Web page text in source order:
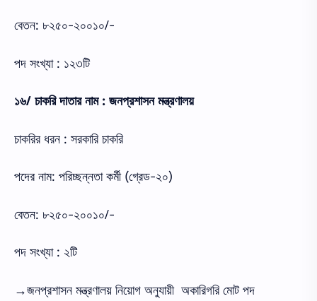
বেতন: ৮২৫০-২০০১০/-
পদ সংখ্যা : ১২৩টি
১৬/ চাকরি দাতার নাম : জনপ্রশাসন মন্ত্রণালয়
চাকরির ধরন : সরকারি চাকরি
পদের নাম: পরিচ্ছন্নতা কর্মী (গ্রেড-২০)
বেতন: ৮২৫০-২০০১০/-
পদ সংখ্যা : ২টি
→জনপ্রশাসন মন্ত্রণালয় নিয়োগ অনুযায়ী অকারিগরি মোট পদ